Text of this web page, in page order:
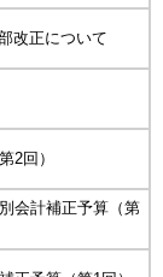
改正について
2回）
会計補正予算（第